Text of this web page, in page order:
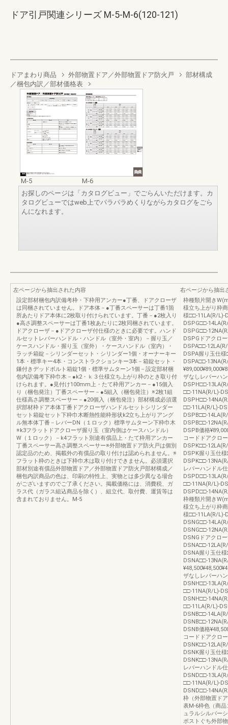
ドア引戸関連シリーズ M-5-M-6(120-121)
ドアまわり商品 外部物置ドア／外部物置ドア防火戸
部材構成
／梱包内訳／部材価格表
M-5
M-6
お探しのページは「カタログビュー」でごらんいただけます。カ
タログビューではweb上でパラパラめくりながらカタログをごら
んになれます。
左ページから抽出された内容
設定部材梱包内訳備考枠・下枠用アンカー●丁番、ドアクローザ
は同梱されていません。ドア本体－●丁番スペーサーは丁番1箇
所あたりドア本体に2枚取り付けられています。丁番－●2枚入り
●高さ調整スペーサーは丁番1枚あたりに2枚同梱されています。
ドアクローザ－●ドアクローザ付仕様のときに必要です。ハンド
ルセットレバーハンドル・ハンドル（室外・室内）－握り玉／
ケースハンドル・握り玉（室外）・ケースハンドル（室内）・
ラッチ箱錠－シリンダーセット・シリンダー1個・オーナーキー
1本・標準キー4本・コンストラクションキー3本－箱錠セット・
鎌付きデッドボルト箱錠1個・標準サムターン1個－設定部材梱
包内訳備考下枠巾木－●k2・ｋ３仕様立ち上がり枠のとき取り付
けられます。●見付け100mm上・たて枠用アンカー－●15個入
り（梱包発注）丁番スペーサー－●5組入（梱包発注）※2枚1組
仕様高さ調整スペーサー－●20個入（梱包発注）部材構成必須選
択部材枠ドア本体丁番ドアクローザハンドルセットシリンダー
セット箱錠セット下枠巾木断熱性能枠形状k2立ち上がりアング
ル無本体丁番－レバーDN（１ロック）標準サムターン下枠巾木
※k3フラットドアクローザ握り玉（室内側はケースハンドル）
W（１ロック）－k4フラット別途有償品上・たて枠用アンカー
丁番スペーサー高さ調整スペーサー※外部物置ドア防火戸は個別
認定品のため、掲載外の有償品の取り付けは認められません。※
フラット枠のときは下枠巾木は取り付けできません。必須選択
部材別途有償品外部物置ドア／外部物置ドア防火戸部材構成／
梱包内訳商品の色は、印刷の特性上、実物とは多少異なる場合
がございますのでご了承ください。掲載価格には、消費税、ガ
ラス代（ガラス組込商品を除く）、組立代、取付費、運賃等は
含まれておりません。M-5
右ページから抽出
枠種類片開き
様立ち上がり枠
様□□-11LA(R/L)-
DSPG□□-
DSPG□□-
DSPGドアクロ
DSPA□□-
DSPA握り玉仕
DSPA□□-
ザなしレバーハ
DSPH□□-
□□-11NA(R/L)-
DSPH□□-
□□-11LA(R/L)-
DSPB□□-
DSPB□□-
DSPB価格
コードドアクロ
DSPK□□-
DSPK握り玉仕
DSPK□□-
レバーハンドル
DSPD□□-
□□-11NA(R/L)-
DSPD□□-
枠種類片開き
様立ち上がり枠
様□□-11LA(R/L)-
DSNG□□-
DSNG□□-
DSNGドアクロ
DSNA□□-
DSNA握り玉仕
DSNA□□-
ザなしレバーハ
DSNH□□-
□□-11NA(R/L)-
DSNH□□-
□□-11LA(R/L)-
DSNB□□-
DSNB□□-
DSNB価格
コードドアクロ
DSNK□□-
DSNK握り玉仕
DSNK□□-
レバーハンドル
DSND□□-
□□-11NA(R/L)-
DSND□□-
枠（外部物置ド
表M-6枠色（商
ュラルシルバー
ポストぐち外部